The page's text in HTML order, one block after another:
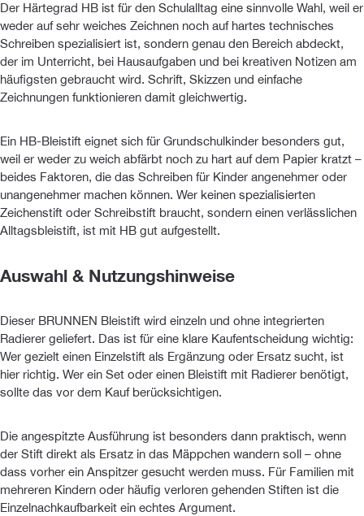
Der Härtegrad HB ist für den Schulalltag eine sinnvolle Wahl, weil er
weder auf sehr weiches Zeichnen noch auf hartes technisches
Schreiben spezialisiert ist, sondern genau den Bereich abdeckt,
der im Unterricht, bei Hausaufgaben und bei kreativen Notizen am
häufigsten gebraucht wird. Schrift, Skizzen und einfache
Zeichnungen funktionieren damit gleichwertig.
Ein HB-Bleistift eignet sich für Grundschulkinder besonders gut,
weil er weder zu weich abfärbt noch zu hart auf dem Papier kratzt –
beides Faktoren, die das Schreiben für Kinder angenehmer oder
unangenehmer machen können. Wer keinen spezialisierten
Zeichenstift oder Schreibstift braucht, sondern einen verlässlichen
Alltagsbleistift, ist mit HB gut aufgestellt.
Auswahl & Nutzungshinweise
Dieser BRUNNEN Bleistift wird einzeln und ohne integrierten
Radierer geliefert. Das ist für eine klare Kaufentscheidung wichtig:
Wer gezielt einen Einzelstift als Ergänzung oder Ersatz sucht, ist
hier richtig. Wer ein Set oder einen Bleistift mit Radierer benötigt,
sollte das vor dem Kauf berücksichtigen.
Die angespitzte Ausführung ist besonders dann praktisch, wenn
der Stift direkt als Ersatz in das Mäppchen wandern soll – ohne
dass vorher ein Anspitzer gesucht werden muss. Für Familien mit
mehreren Kindern oder häufig verloren gehenden Stiften ist die
Einzelnachkaufbarkeit ein echtes Argument.